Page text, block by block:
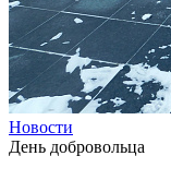
Новости
День добровольца